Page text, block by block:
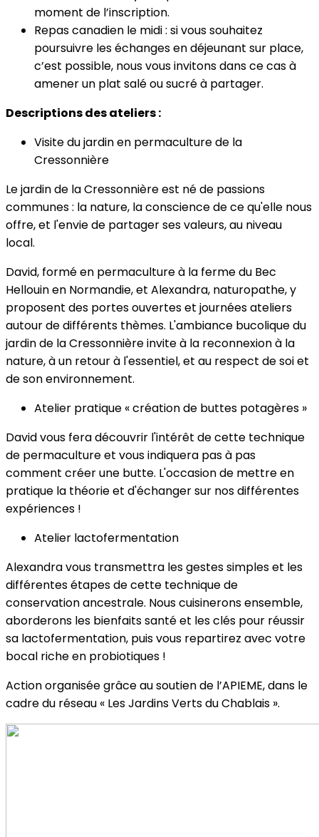
moment de l’inscription.
Repas canadien le midi : si vous souhaitez
poursuivre les échanges en déjeunant sur place,
c’est possible, nous vous invitons dans ce cas à
amener un plat salé ou sucré à partager.
Descriptions des ateliers :
Visite du jardin en permaculture de la
Cressonnière
Le jardin de la Cressonnière est né de passions
communes : la nature, la conscience de ce qu'elle nous
offre, et l'envie de partager ses valeurs, au niveau
local.
David, formé en permaculture à la ferme du Bec
Hellouin en Normandie, et Alexandra, naturopathe, y
proposent des portes ouvertes et journées ateliers
autour de différents thèmes. L'ambiance bucolique du
jardin de la Cressonnière invite à la reconnexion à la
nature, à un retour à l'essentiel, et au respect de soi et
de son environnement.
Atelier pratique « création de buttes potagères »
David vous fera découvrir l'intérêt de cette technique
de permaculture et vous indiquera pas à pas
comment créer une butte. L'occasion de mettre en
pratique la théorie et d'échanger sur nos différentes
expériences !
Atelier lactofermentation
Alexandra vous transmettra les gestes simples et les
différentes étapes de cette technique de
conservation ancestrale. Nous cuisinerons ensemble,
aborderons les bienfaits santé et les clés pour réussir
sa lactofermentation, puis vous repartirez avec votre
bocal riche en probiotiques !
Action organisée grâce au soutien de l’APIEME, dans le
cadre du réseau « Les Jardins Verts du Chablais ».